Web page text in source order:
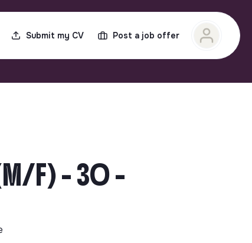
Submit my CV Post a job offer
F) - 30 -